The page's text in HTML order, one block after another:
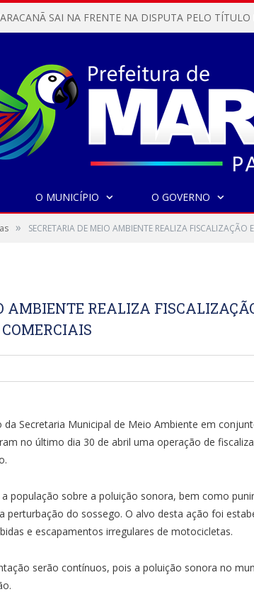
O MUNICÍPIO O GOVERNO
» SECRETARIA DE MEIO AMBIENTE REALIZA FISCALIZAÇÃO
AMBIENTE REALIZA
Secretaria Municipal de Meio Ambiente em
no último dia 30 de abril uma operação de
população sobre a poluição sonora, bem como
perturbação do sossego. O alvo desta ação foi
e escapamentos irregulares de motocicletas.
serão contínuos, pois a poluição sonora no